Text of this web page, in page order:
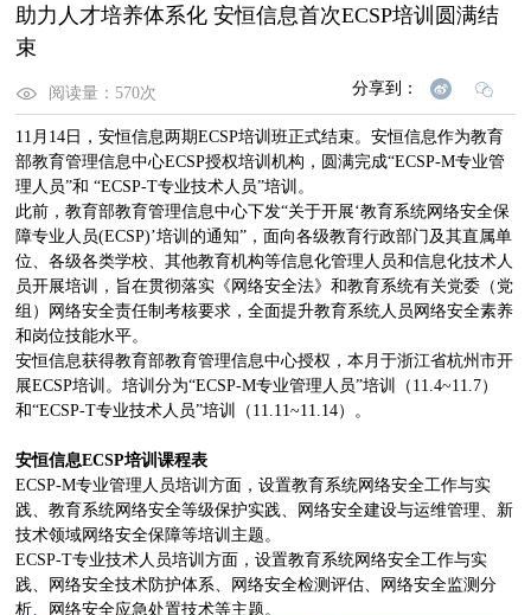
助力人才培养体系化 安恒信息首次ECSP培训圆满结
束
阅读量： 570次 分享到：
11月14日，安恒信息两期ECSP培训班正式结束。安恒信息作为教育
部教育管理信息中心ECSP授权培训机构，圆满完成“ECSP-M专业管
理人员”和 “ECSP-T专业技术人员”培训。
此前，教育部教育管理信息中心下发“关于开展‘教育系统网络安全保
障专业人员(ECSP)’培训的通知”，面向各级教育行政部门及其直属单
位、各级各类学校、其他教育机构等信息化管理人员和信息化技术人
员开展培训，旨在贯彻落实《网络安全法》和教育系统有关党委（党
组）网络安全责任制考核要求，全面提升教育系统人员网络安全素养
和岗位技能水平。
安恒信息获得教育部教育管理信息中心授权，本月于浙江省杭州市开
展ECSP培训。培训分为“ECSP-M专业管理人员”培训（11.4~11.7）
和“ECSP-T专业技术人员”培训（11.11~11.14）。
安恒信息ECSP培训课程表
ECSP-M专业管理人员培训方面，设置教育系统网络安全工作与实
践、教育系统网络安全等级保护实践、网络安全建设与运维管理、新
技术领域网络安全保障等培训主题。
ECSP-T专业技术人员培训方面，设置教育系统网络安全工作与实
践、网络安全技术防护体系、网络安全检测评估、网络安全监测分
析、网络安全应急处置技术等主题。